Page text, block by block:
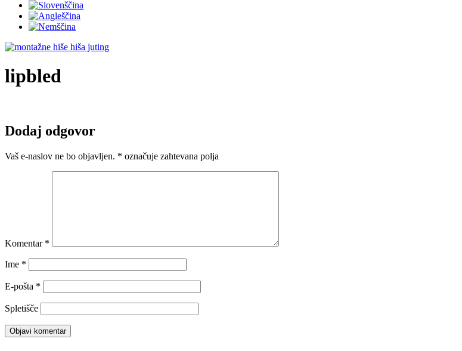
lipbled
Dodaj odgovor
Vaš e-naslov ne bo objavljen. * označuje zahtevana polja
Komentar *
Ime *
E-pošta *
Spletišče